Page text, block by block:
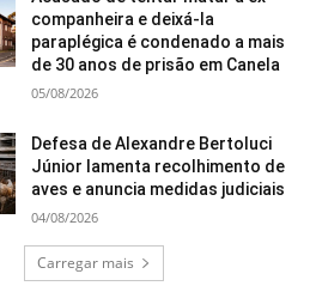
companheira e deixá-la
paraplégica é condenado a mais
de 30 anos de prisão em Canela
05/08/2026
Defesa de Alexandre Bertoluci
Júnior lamenta recolhimento de
aves e anuncia medidas judiciais
04/08/2026
Carregar mais